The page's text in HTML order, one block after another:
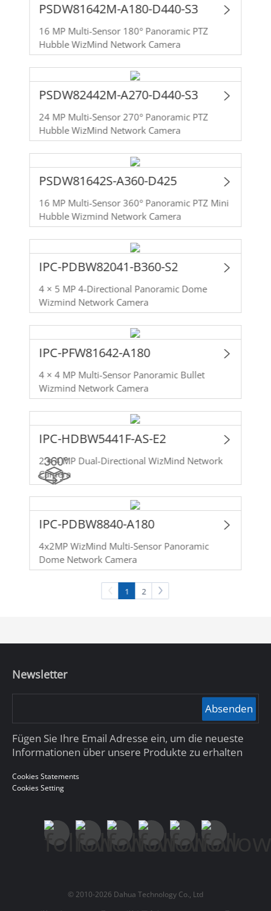
PSDW81642M-A180-D440-S3
16 MP Multi-Sensor 180° Panoramic PTZ
Hubble WizMind Network Camera
PSDW82442M-A270-D440-S3
24 MP Multi-Sensor 270° Panoramic PTZ
Hubble WizMind Network Camera
PSDW81642S-A360-D425
16 MP Multi-Sensor 360° Panoramic PTZ Mini
Hubble Wizmind Network Camera
IPC-PDBW82041-B360-S2
4 × 5 MP 4-Directional Panoramic Dome
Wizmind Network Camera
IPC-PFW81642-A180
4 × 4 MP Multi-Sensor Panoramic Bullet
Wizmind Network Camera
IPC-HDBW5441F-AS-E2
2 × 4 MP Dual-Directional WizMind Network
Camera
IPC-PDBW8840-A180
4x2MP WizMind Multi-Sensor Panoramic
Dome Network Camera
1 2
Newsletter
Absenden
Fügen Sie Ihre Email Adresse ein, um die neueste
Informationen über unsere Produkte zu erhalten
Cookies Statements
Cookies Setting
© 2010-2026 Dahua Technology Co., Ltd